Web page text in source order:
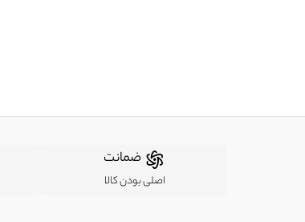
ضمانت
اصلی بودن کالا